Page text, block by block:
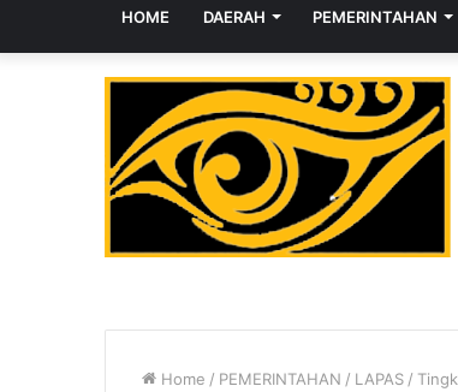
HOME DAERAH PEMERINTAHAN
Home / PEMERINTAHAN / LAPAS /